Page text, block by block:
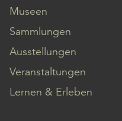
Museen
Sammlungen
Ausstellungen
Veranstaltungen
Lernen & Erleben